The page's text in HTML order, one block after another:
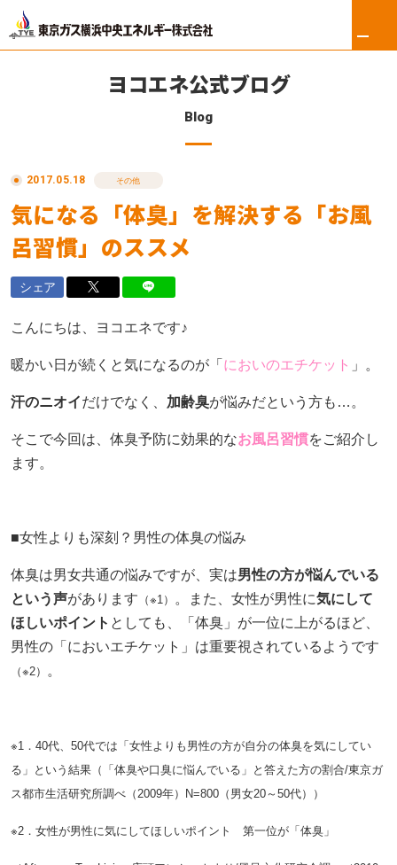
リフォーム
東京ガス修理サービス
会社案内
採用情報
店舗・事業所案内
お問い合わせ
ヨコエネ公式ブログ
Blog
2017.05.18 その他
気になる「体臭」を解決する「お風
呂習慣」のススメ
シェア
こんにちは、ヨコエネです♪
暖かい日が続くと気になるのが「 においのエチケット 」。
汗のニオイだけでなく、 加齢臭が悩みだという方も…。
そこで今回は、体臭予防に効果的なお風呂習慣をご紹介し
ます。
■女性よりも深刻？男性の体臭の悩み
体臭は男女共通の悩みですが、実は男性の方が悩んでいる
という声があります （※1） 。また、女性が男性に気にして
ほしいポイント としても、「体臭」が一位に上がるほど、
男性の「においエチケット」は重要視されているようです
（※2） 。
※1．40代、50代では「女性よりも男性の方が自分の体臭を気にしてい
る」という結果（「体臭や口臭に悩んでいる」と答えた方の割合/東京ガ
ス都市生活研究所調べ（2009年）N=800（男女20～50代））
※2．女性が男性に気にしてほしいポイント 第一位が「体臭」